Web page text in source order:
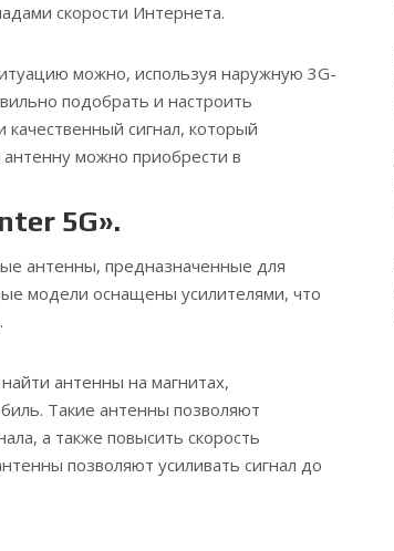
скорости Интернета.
можно, используя наружную 3G-
подобрать и настроить
сигнал, который
можно приобрести в
5G».
антенны, предназначенные для
модели оснащены усилителями, что
антенны на магнитах,
Такие антенны позволяют
а также повысить скорость
позволяют усиливать сигнал до